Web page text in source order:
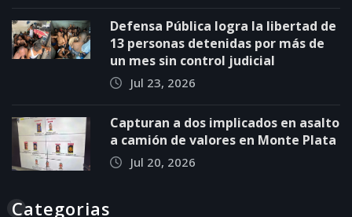
Defensa Pública logra la libertad de
13 personas detenidas por más de
un mes sin control judicial
Jul 23, 2026
Capturan a dos implicados en asalto
a camión de valores en Monte Plata
Jul 20, 2026
Categorias